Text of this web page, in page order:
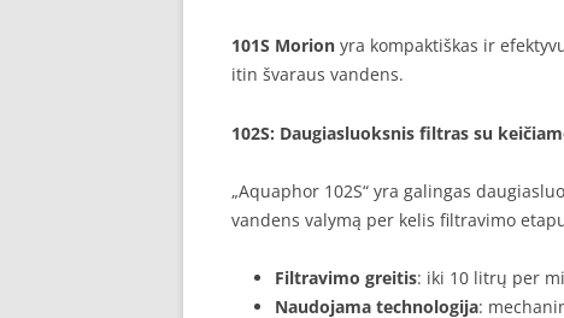
101S Morion yra kompaktiškas ir
itin švaraus vandens.
102S: Daugiasluoksnis filtras su
„Aquaphor 102S“ yra galingas
vandens valymą per kelis filtravimo
Filtravimo greitis: iki 10 litrų per
Naudojama technologija: